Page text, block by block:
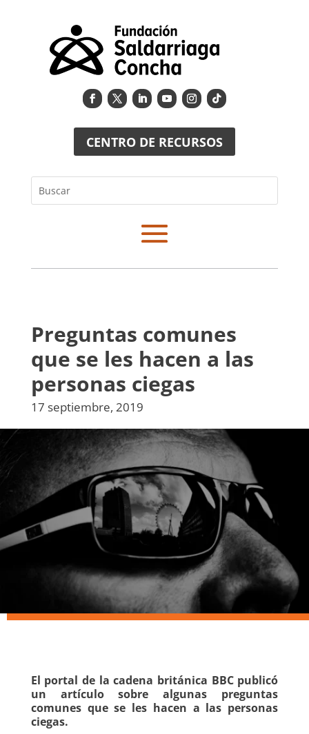
CENTRO DE RECURSOS
Buscar
Preguntas comunes
que se les hacen a las
personas ciegas
17 septiembre, 2019
El portal de la cadena británica BBC publicó
un artículo sobre algunas preguntas
comunes que se les hacen a las personas
ciegas.